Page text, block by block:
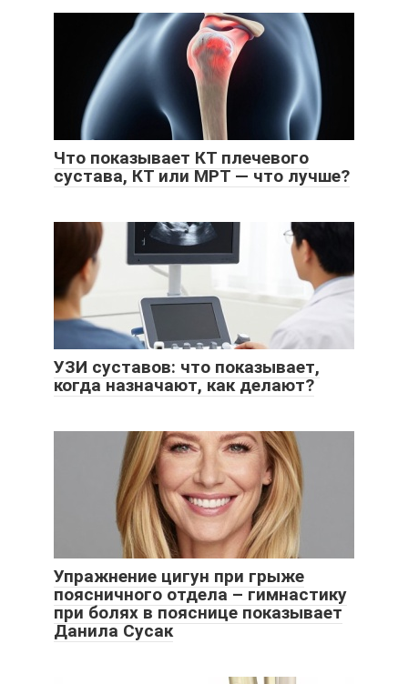
Что показывает КТ плечевого
сустава, КТ или МРТ — что лучше?
УЗИ суставов: что показывает,
когда назначают, как делают?
Упражнение цигун при грыже
поясничного отдела – гимнастику
при болях в пояснице показывает
Данила Сусак